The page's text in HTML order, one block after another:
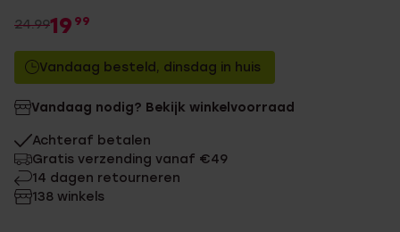
24.9919 99
Vandaag besteld, dinsdag in huis
Vandaag nodig? Bekijk winkelvoorraad
Achteraf betalen
Gratis verzending vanaf €49
14 dagen retourneren
138 winkels